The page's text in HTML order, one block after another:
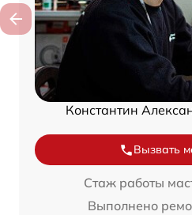
Константин
Вызвать
Стаж работы
Выполнено